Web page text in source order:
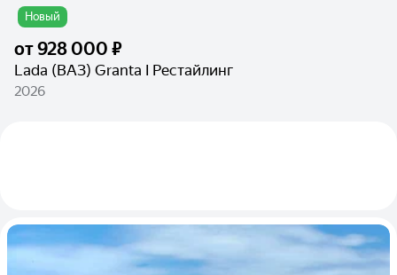
Новый
от928 000 ₽
Lada (ВАЗ) Granta I Рестайлинг
2026